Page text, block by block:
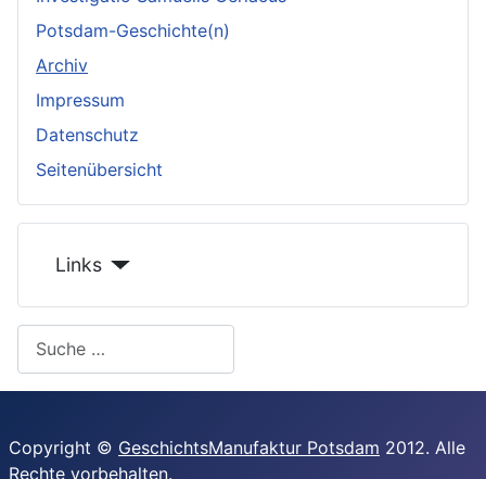
Potsdam-Geschichte(n)
Archiv
Impressum
Datenschutz
Seitenübersicht
Links
Copyright © GeschichtsManufaktur Potsdam 2012. Alle
Rechte vorbehalten.